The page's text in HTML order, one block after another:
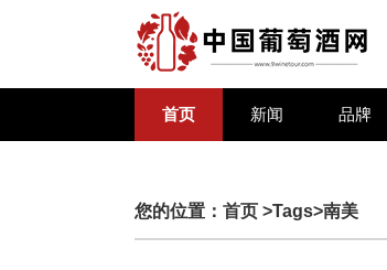
首页 新闻 品牌
您的位置： 首页 >Tags>南美